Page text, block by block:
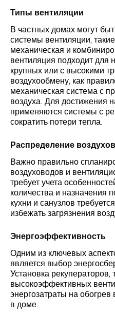
Типы вентиляции
В частных домах могут
системы вентиляции,
механическая и
вентиляция подходит для
крупных или с высокими
воздухообмену, как
механическая система с
воздуха. Для достижения
применяются системы с
сократить потери тепла.
Распределение
Важно правильно
воздуховодов и
требует учета
количества и
кухни и санузлов
избежать загрязнения
Энергоэффективность
Одним из ключевых
является выбор
Установка рекуператоров,
высокоэффективных
энергозатраты на
в доме.